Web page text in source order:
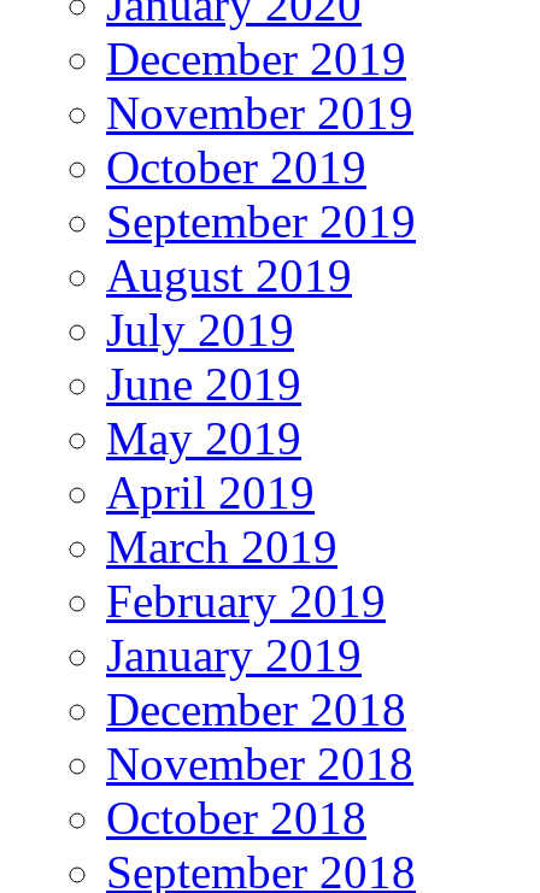
December 2019
November 2019
October 2019
September 2019
August 2019
July 2019
June 2019
May 2019
April 2019
March 2019
February 2019
January 2019
December 2018
November 2018
October 2018
September 2018